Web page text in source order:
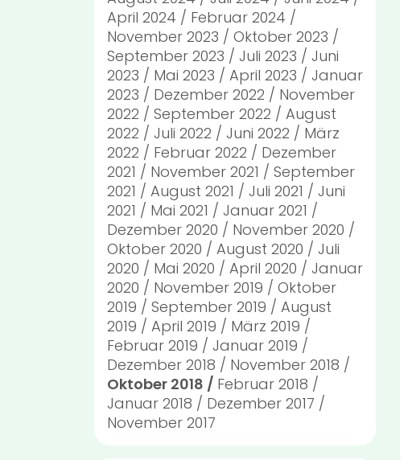
April 2024
Februar 2024
November 2023
Oktober 2023
September 2023
Juli 2023
Juni
2023
Mai 2023 April 2023
Januar
2023
Dezember 2022
November
2022
September 2022
August
2022
Juli 2022 Juni 2022
März
2022
Februar 2022
Dezember
2021
November 2021
September
2021
August 2021 Juli 2021
Juni
2021
Mai 2021
Januar 2021
Dezember 2020
November 2020
Oktober 2020
August 2020
Juli
2020
Mai 2020 April 2020
Januar
2020
November 2019
Oktober
2019
September 2019
August
2019
April 2019
März 2019
Februar 2019
Januar 2019
Dezember 2018
November 2018
Oktober 2018
Februar 2018
Januar 2018
Dezember 2017
November 2017